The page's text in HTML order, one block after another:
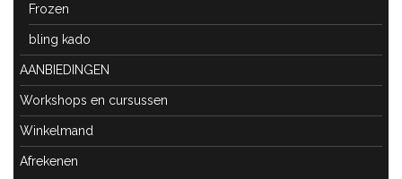
Frozen
bling kado
AANBIEDINGEN
Workshops en cursussen
Winkelmand
Afrekenen